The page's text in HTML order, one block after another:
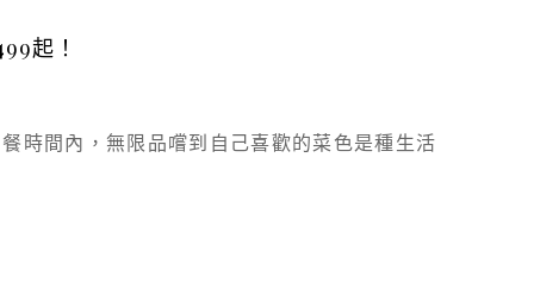
起！
時間內，無限品嚐到自己喜歡的菜色是種生活